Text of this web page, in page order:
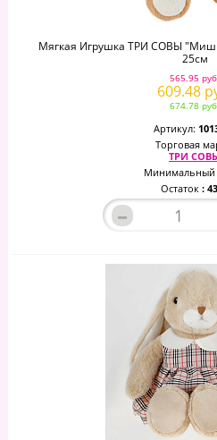
Мягкая Игрушка ТРИ СОВЫ
25см
565.95
609.48
674.78
Артикул:
Торговая
ТРИ
Минимальный
Остаток :
–